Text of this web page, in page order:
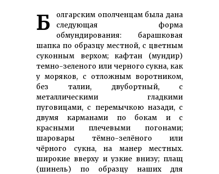
Болгарским ополченцам была дана
следующая форма
обмундирования: барашковая
шапка по образцу местной, с цветным
суконным верхом; кафтан (мундир)
темно-зеленого или черного сукна, как
у моряков, с отложным воротником,
без талии, двубортный, с
металлическими гладкими
пуговицами, с перемычкою назади, с
двумя карманами по бокам и с
красными плечевыми погонами;
шаровары тёмно-зелёного или
чёрного сукна, на манер местных.
широкие вверху и узкие внизу; плащ
(шинель) по образцу наших для